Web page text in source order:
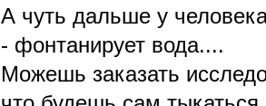
А чуть дальше у
- фонтанирует вода....
Можешь заказать